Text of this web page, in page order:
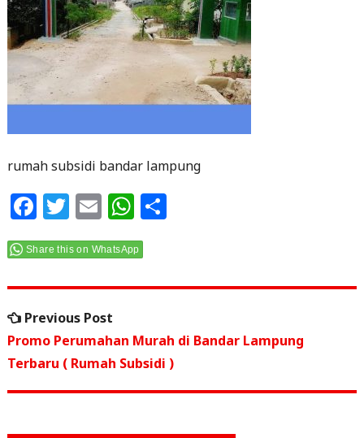
rumah subsidi bandar lampung
F
a
c
e
b
o
o
k
T
w
itt
e
r
E
m
ai
l
W
h
at
s
p
p
S
e
Share this on WhatsApp
Navigasi
pos
Previous PostPrevious
post:
Promo Perumahan Murah di Bandar Lampung
Terbaru ( Rumah Subsidi )